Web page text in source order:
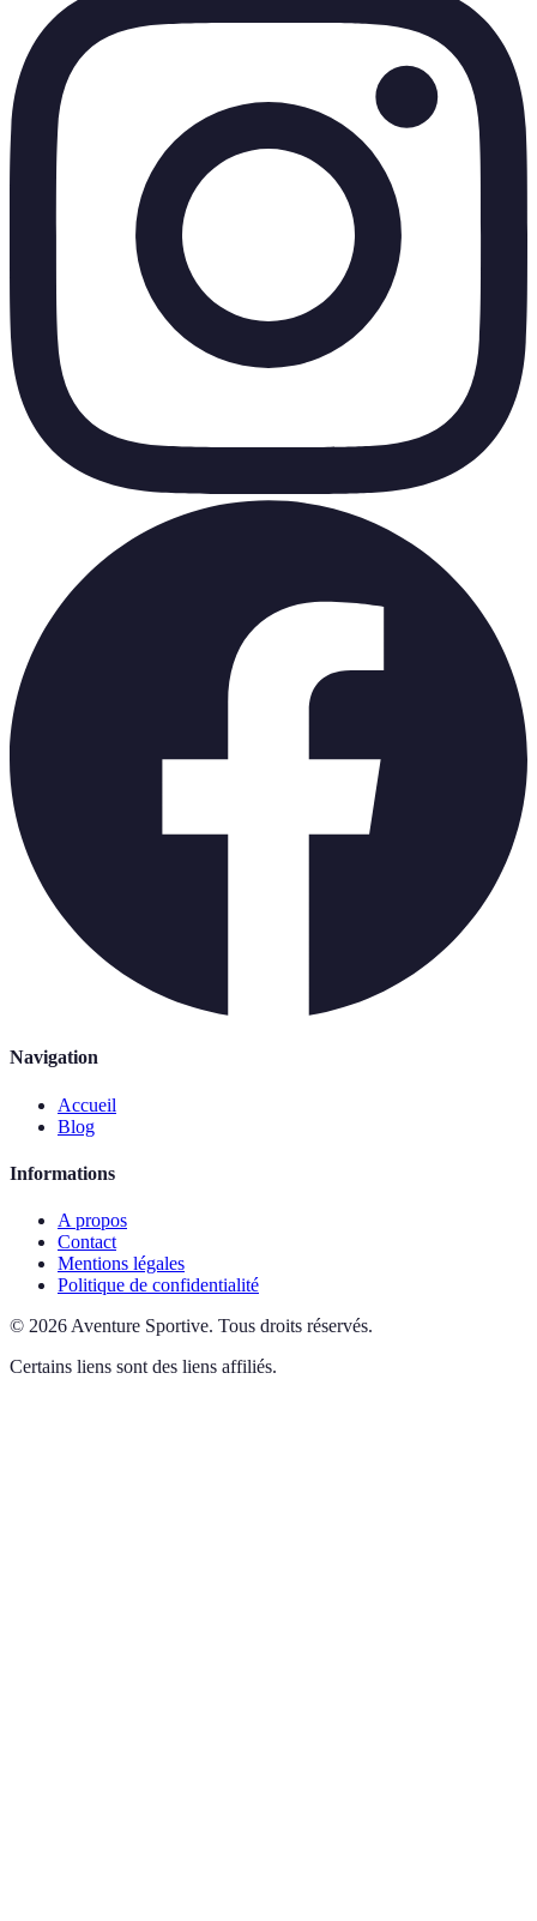
Navigation
Accueil
Blog
Informations
A propos
Contact
Mentions légales
Politique de confidentialité
© 2026 Aventure Sportive. Tous droits réservés.
Certains liens sont des liens affiliés.